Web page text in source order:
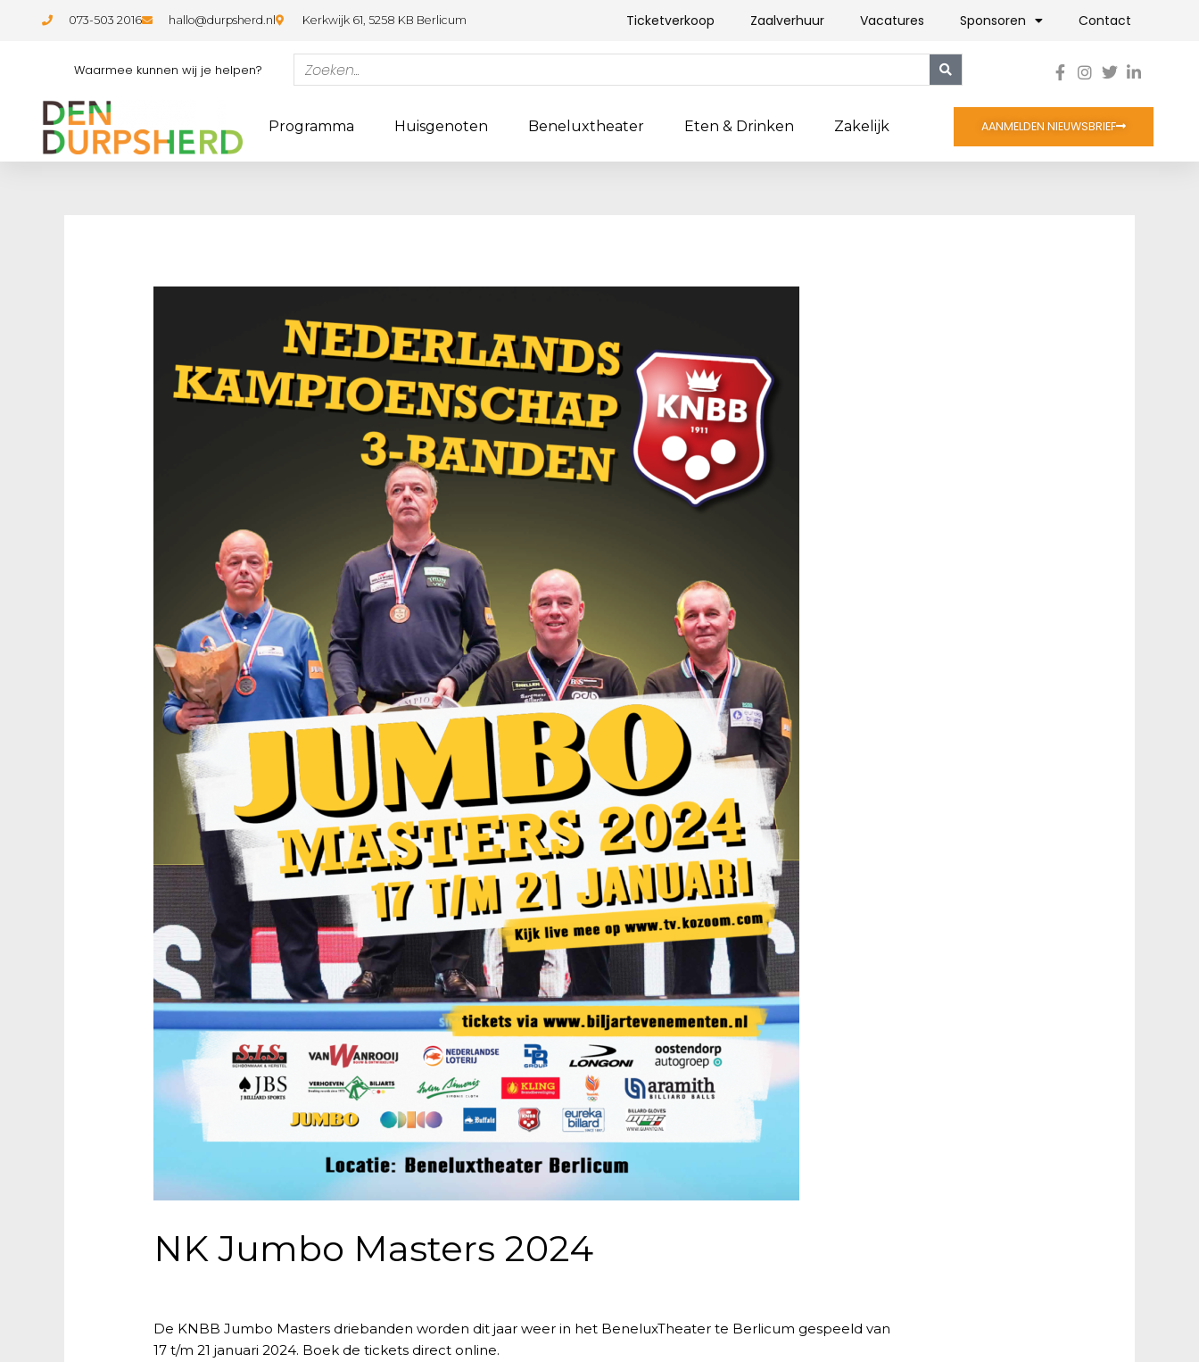
073-503 2016 hallo@durpsherd.nl Kerkwijk 61, 5258 KB Berlicum Ticketverkoop Zaalverhuur Vacatures Sponsoren Contact
Waarmee kunnen wij je helpen?
Programma Huisgenoten Beneluxtheater Eten & Drinken Zakelijk AANMELDEN NIEUWSBRIEF
NK Jumbo Masters 2024
De KNBB Jumbo Masters driebanden worden dit jaar weer in het BeneluxTheater te Berlicum gespeeld van
17 t/m 21 januari 2024. Boek de tickets direct online.